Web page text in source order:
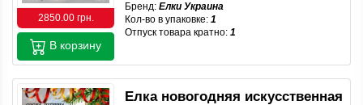
2850.00 грн.
Бренд: Елки Украина
Кол-во в упаковке: 1
Отпуск товара кратно: 1
В корзину
Елка новогодняя искусственная